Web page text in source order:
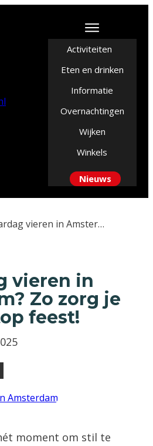
Activiteiten
Eten en drinken
Informatie
Overnachtingen
Wijken
Winkels
Nieuws
Verjaardag vieren in Amsterdam? Zo zorg je voor een top feest!
vieren in
Zo zorg je
feest!
moment om stil te